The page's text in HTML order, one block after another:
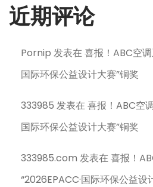
近期评论
Pornip 发表在喜报！ABC空
国际环保公益设计大赛”铜奖
333985 发表在喜报！ABC空
国际环保公益设计大赛”铜奖
333985.com 发表在喜报！
“2026EPACC·国际环保公益设